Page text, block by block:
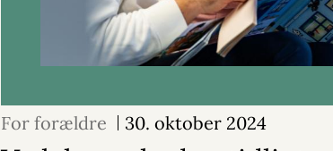
For forældre 30. oktober 2024